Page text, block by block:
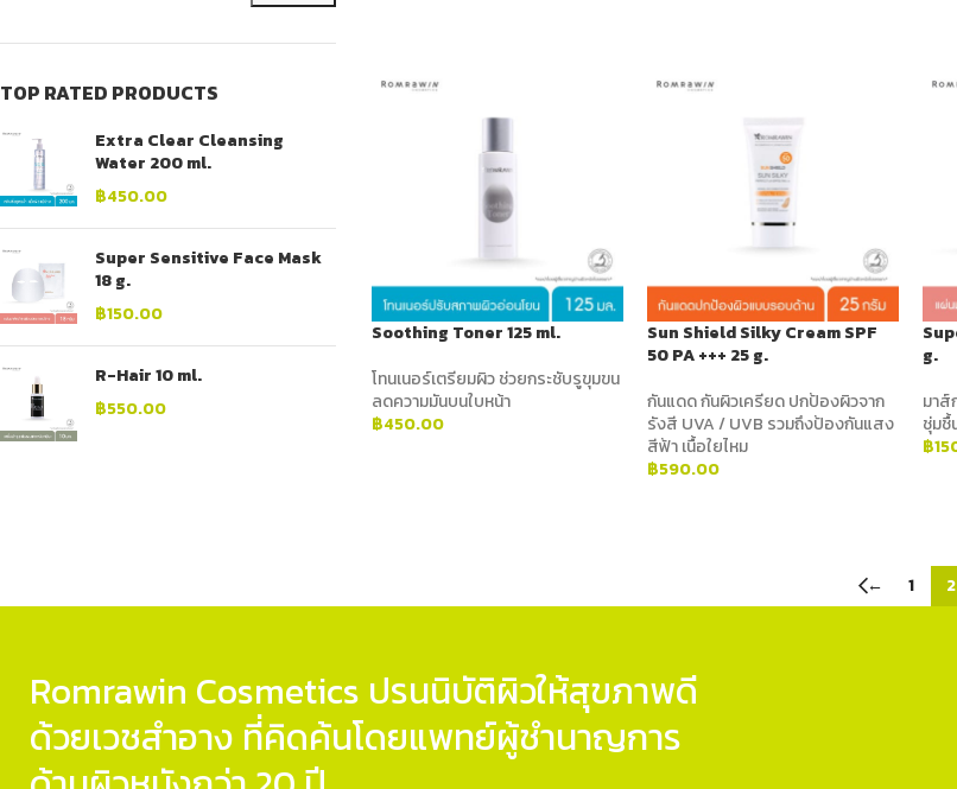
TOP RATED PRODUCTS
Extra Clear Cleansing
Water 200 ml.
฿450.00
Super Sensitive Face Mask
18 g.
฿150.00
R-Hair 10 ml.
฿550.00
Soothing Toner 125 ml.
โทนเนอร์เตรียมผิว ช่วยกระชับรูขุมขน
ลดความมันบนใบหน้า
฿450.00
Sun Shield Silky Cream SPF
50 PA +++ 25 g.
กันแดด กันผิวเครียด ปกป้องผิวจาก
รังสี UVA / UVB รวมถึงป้องกันแสง
สีฟ้า เนื้อใยไหม
฿590.00
g.
มาส์
ชุ่มชื้
฿
← 1 2
Romrawin Cosmetics ปรนนิบัติผิวให้สุขภาพดี
ด้วยเวชสำอาง ที่คิดค้นโดยแพทย์ผู้ชำนาญการ